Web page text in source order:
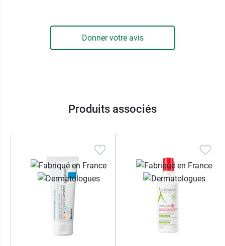
baume
Convient aux peaux sensibles
Sans parfum
pH physiologique
Conditionnement :
Tube de 100 ml
Donner votre avis
Produits associés